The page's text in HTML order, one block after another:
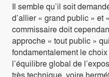
Il semble qu’il soit
d’allier « grand public » et
commissaire doit
approche « tout public »
fondamentalement le
l’équilibre global de